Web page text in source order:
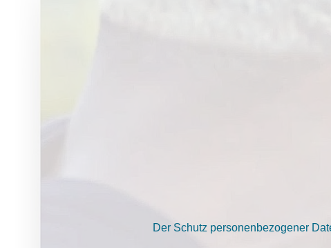
Der Schutz personenbezogener